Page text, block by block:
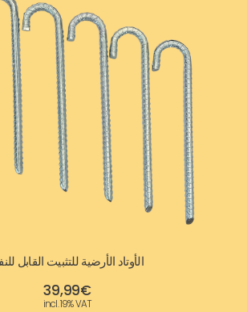
الأوتاد الأرضية للتثبيت القابل
39,99€
incl. 19% VAT